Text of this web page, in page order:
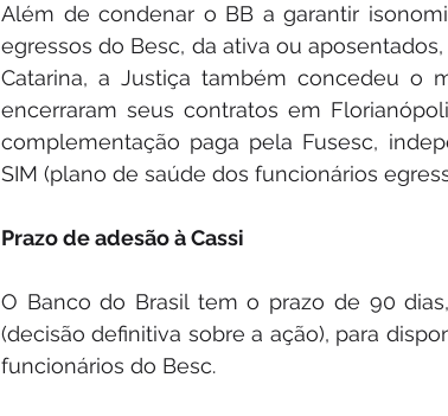
Além de condenar o BB a garantir
egressos do Besc, da ativa ou
Catarina, a Justiça também concedeu o
encerraram seus contratos em
complementação paga pela Fusesc,
SIM (plano de saúde dos funcionários
Prazo de adesão à Cassi
O Banco do Brasil tem o prazo de 90
(decisão definitiva sobre a ação), para
funcionários do Besc.